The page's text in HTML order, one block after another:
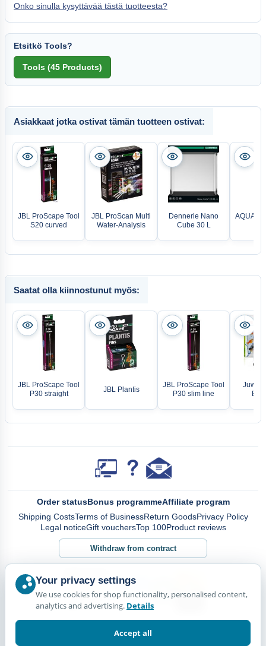
Onko sinulla kysyttävää tästä tuotteesta?
Etsitkö Tools?
Asiakkaat jotka ostivat tämän tuotteen ostivat:
JBL ProScape Tool
S20 curved
JBL ProScan Multi
Water-Analysis
Dennerle Nano
Cube 30 L
Saatat olla kiinnostunut myös:
JBL ProScape Tool
P30 straight
JBL Plantis
JBL ProScape Tool
P30 slim line
Juwel
Order statusBonus programmeAffiliate program
Shipping CostsTerms of BusinessReturn GoodsPrivacy Policy
Legal noticeGift vouchersTop 100Product reviews
Withdraw from contract
Your privacy settings
We use cookies for shop functionality, personalised content,
analytics and advertising. Details
Accept all